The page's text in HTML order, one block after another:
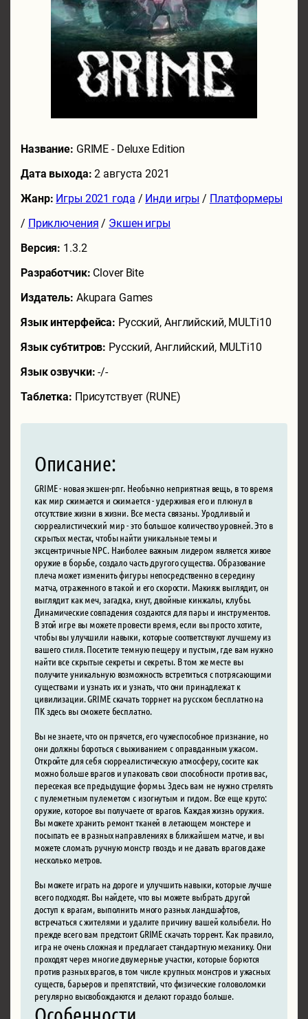
Название: GRIME - Deluxe Edition
Дата выхода:2 августа 2021
Жанр: Игры 2021 года / Инди игры / Платформеры
/ Приключения / Экшен игры
Версия: 1.3.2
Разработчик: Clover Bite
Издатель: Akupara Games
Язык интерфейса: Русский, Английский, MULTi10
Язык субтитров: Русский, Английский, MULTi10
Язык озвучки:-/-
Таблетка: Присутствует (RUNE)
Описание:
GRIME - новая экшен-рпг. Необычно неприятная вещь, в то время
как мир сжимается и сжимается - удерживая его и плюнул в
отсутствие жизни в жизни. Все места связаны. Уродливый и
сюрреалистический мир - это большое количество уровней. Это в
скрытых местах, чтобы найти уникальные темы и
эксцентричные NPC. Наиболее важным лидером является живое
оружие в борьбе, создало часть другого существа. Образование
плеча может изменить фигуры непосредственно в середину
матча, отраженного в такой и его скорости. Макияж выглядит, он
выглядит как меч, загадка, кнут, двойные кинжалы, клубы.
Динамические совпадения создаются для пары и инструментов.
В этой игре вы можете провести время, если вы просто хотите,
чтобы вы улучшили навыки, которые соответствуют лучшему из
вашего стиля. Посетите темную пещеру и пустым, где вам нужно
найти все скрытые секреты и секреты. В том же месте вы
получите уникальную возможность встретиться с потрясающими
существами и узнать их и узнать, что они принадлежат к
цивилизации. GRIME скачать торрнет на русском бесплатно на
ПК здесь вы сможете бесплатно.
Вы не знаете, что он прячется, его чужеспособное признание, но
они должны бороться с выживанием с оправданным ужасом.
Откройте для себя сюрреалистическую атмосферу, сосите как
можно больше врагов и упаковать свои способности против вас,
пересекая все предыдущие формы. Здесь вам не нужно стрелять
с пулеметным пулеметом с изогнутым и гидом. Все еще круто:
оружие, которое вы получаете от врагов. Каждая жизнь оружия.
Вы можете хранить ремонт тканей в летающем монстере и
посыпать ее в разных направлениях в ближайшем матче, и вы
можете сломать ручную монстр гвоздь и не давать врагов даже
несколько метров.
Вы можете играть на дороге и улучшить навыки, которые лучше
всего подходят. Вы найдете, что вы можете выбрать другой
доступ к врагам, выполнить много разных ландшафтов,
встречаться с жителями и удалите причину вашей колыбели. Но
прежде всего вам предстоит GRIME скачать торрент. Как правило,
игра не очень сложная и предлагает стандартную механику. Они
проходят через многие двумерные участки, которые борются
против разных врагов, в том числе крупных монстров и ужасных
существ, барьеров и препятствий, что физические головоломки
регулярно высвобождаются и делают гораздо больше.